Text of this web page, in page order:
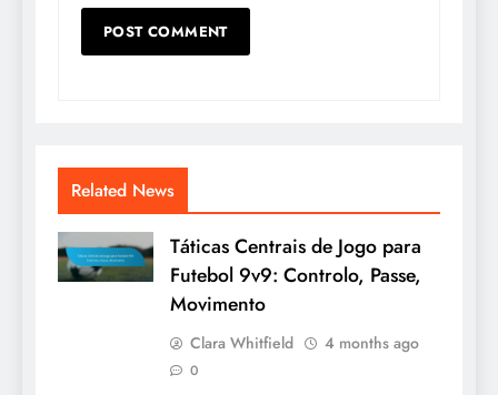
Related News
Táticas Centrais de Jogo para
Futebol 9v9: Controlo, Passe,
Movimento
Clara Whitfield 4 months ago
0